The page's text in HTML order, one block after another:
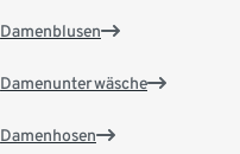
Damenblusen
Damenunterwäsche
Damenhosen